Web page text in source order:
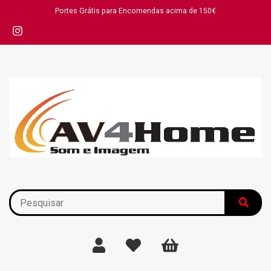
Portes Grátis para Encomendas acima de 150€